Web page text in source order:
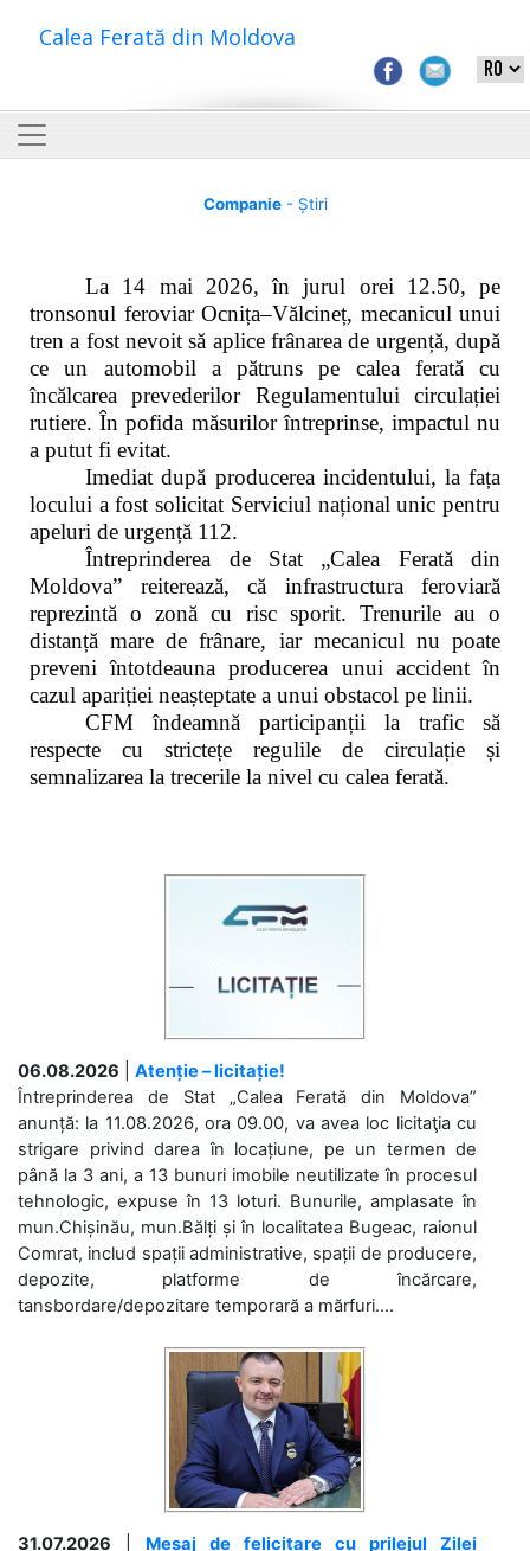
Calea Ferată din Moldova
Companie- Știri
La 14 mai 2026, în jurul orei 12.50, pe
tronsonul feroviar Ocnița–Vălcineț, mecanicul unui
tren a fost nevoit să aplice frânarea de urgență, după
ce un automobil a pătruns pe calea ferată cu
încălcarea prevederilor Regulamentului circulației
rutiere. În pofida măsurilor întreprinse, impactul nu
a putut fi evitat.
Imediat după producerea incidentului, la fața
locului a fost solicitat Serviciul național unic pentru
apeluri de urgență 112.
Întreprinderea de Stat „Calea Ferată din
Moldova” reiterează, că infrastructura feroviară
reprezintă o zonă cu risc sporit. Trenurile au o
distanță mare de frânare, iar mecanicul nu poate
preveni întotdeauna producerea unui accident în
cazul apariției neașteptate a unui obstacol pe linii.
CFM îndeamnă participanții la trafic să
respecte cu strictețe regulile de circulație și
semnalizarea la trecerile la nivel cu calea ferată.
06.08.2026
Atenție – licitație!
Întreprinderea de Stat „Calea Ferată din Moldova”
anunță: la 11.08.2026, ora 09.00, va avea loc licitaţia cu
strigare privind darea în locațiune, pe un termen de
până la 3 ani, a 13 bunuri imobile neutilizate în procesul
tehnologic, expuse în 13 loturi. Bunurile, amplasate în
mun.Chișinău, mun.Bălți și în localitatea Bugeac, raionul
Comrat, includ spații administrative, spații de producere,
depozite, platforme de încărcare,
tansbordare/depozitare temporară a mărfuri....
31.07.2026
Mesaj de felicitare cu prilejul Zilei